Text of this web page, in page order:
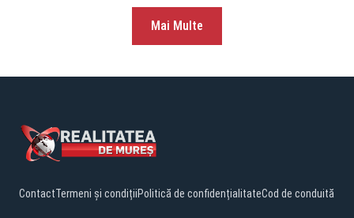
Mai Multe
ContactTermeni și condițiiPolitică de confidențialitateCod de conduită